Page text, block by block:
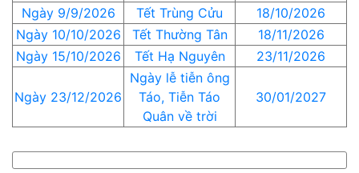
Ngày 9/9/2026
Tết Trùng Cửu
18/10/2026
Ngày 10/10/2026
Tết Thường Tân
18/11/2026
Ngày 15/10/2026
Tết Hạ Nguyên 23/11/2026
Ngày 23/12/2026
Ngày lễ tiễn ông
Táo, Tiễn Táo
Quân về trời
30/01/2027